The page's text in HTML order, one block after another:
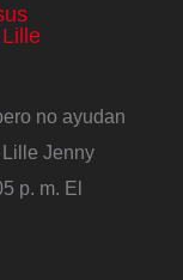
no ayudan
Jenny
p. m. El